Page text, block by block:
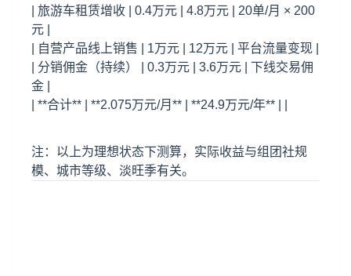
| 旅游车租赁增收 | 0.4万元 | 4.8万元 | 20单/月 × 200
元 |
| 自营产品线上销售 | 1万元 | 12万元 | 平台流量变现 |
| 分销佣金（持续） | 0.3万元 | 3.6万元 | 下线交易佣
金 |
| **合计** | **2.075万元/月** | **24.9万元/年** | |
注：以上为理想状态下测算，实际收益与组团社规
模、城市等级、淡旺季有关。